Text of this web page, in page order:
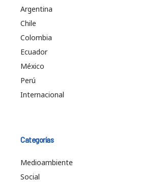
Argentina
Chile
Colombia
Ecuador
México
Perú
Internacional
Categorías
Medioambiente
Social